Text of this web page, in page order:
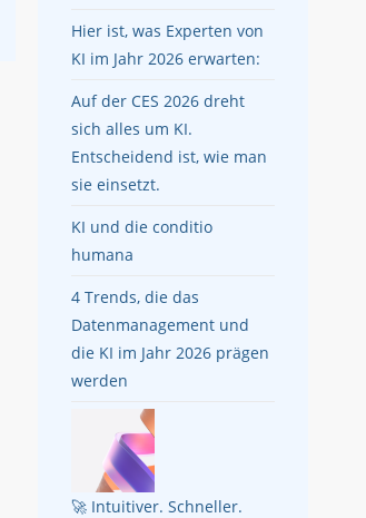
Hier ist, was Experten von
KI im Jahr 2026 erwarten:
Auf der CES 2026 dreht
sich alles um KI.
Entscheidend ist, wie man
sie einsetzt.
KI und die conditio
humana
4 Trends, die das
Datenmanagement und
die KI im Jahr 2026 prägen
werden
🚀 Intuitiver. Schneller.